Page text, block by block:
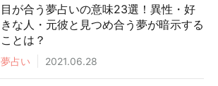
目が合う夢占いの意味23選！異性・好
きな人・元彼と見つめ合う夢が暗示する
ことは？
夢占い 2021.06.28